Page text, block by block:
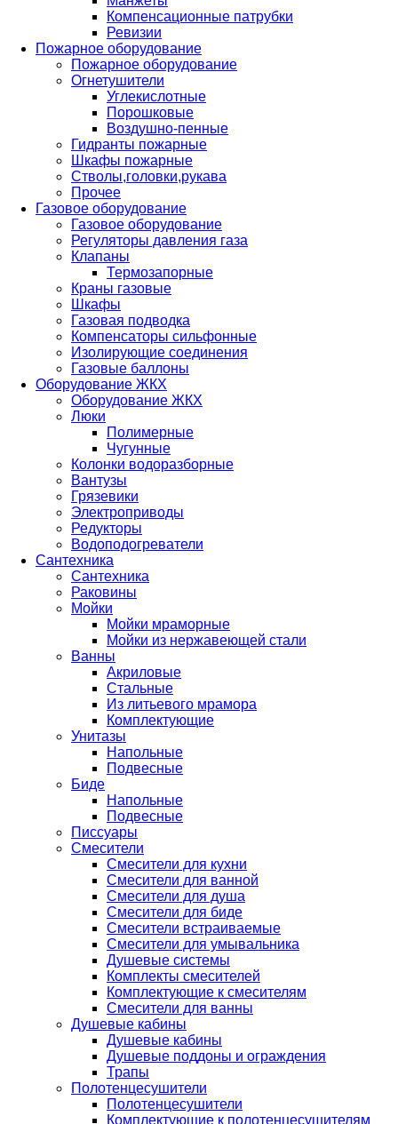
Компенсационные патрубки
Ревизии
Пожарное оборудование
Пожарное оборудование
Огнетушители
Углекислотные
Порошковые
Воздушно-пенные
Гидранты пожарные
Шкафы пожарные
Стволы,головки,рукава
Прочее
Газовое оборудование
Газовое оборудование
Регуляторы давления газа
Клапаны
Термозапорные
Краны газовые
Шкафы
Газовая подводка
Компенсаторы сильфонные
Изолирующие соединения
Газовые баллоны
Оборудование ЖКХ
Оборудование ЖКХ
Люки
Полимерные
Чугунные
Колонки водоразборные
Вантузы
Грязевики
Электроприводы
Редукторы
Водоподогреватели
Сантехника
Сантехника
Раковины
Мойки
Мойки мраморные
Мойки из нержавеющей стали
Ванны
Акриловые
Стальные
Из литьевого мрамора
Комплектующие
Унитазы
Напольные
Подвесные
Биде
Напольные
Подвесные
Писсуары
Смесители
Смесители для кухни
Смесители для ванной
Смесители для душа
Смесители для биде
Смесители встраиваемые
Смесители для умывальника
Душевые системы
Комплекты смесителей
Комплектующие к смесителям
Смесители для ванны
Душевые кабины
Душевые кабины
Душевые поддоны и ограждения
Трапы
Полотенцесушители
Полотенцесушители
Комплектующие к полотенцесушителям